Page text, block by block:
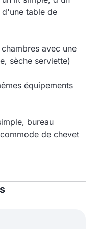
table de
avec une
sèche serviette)
équipements
bureau
de chevet